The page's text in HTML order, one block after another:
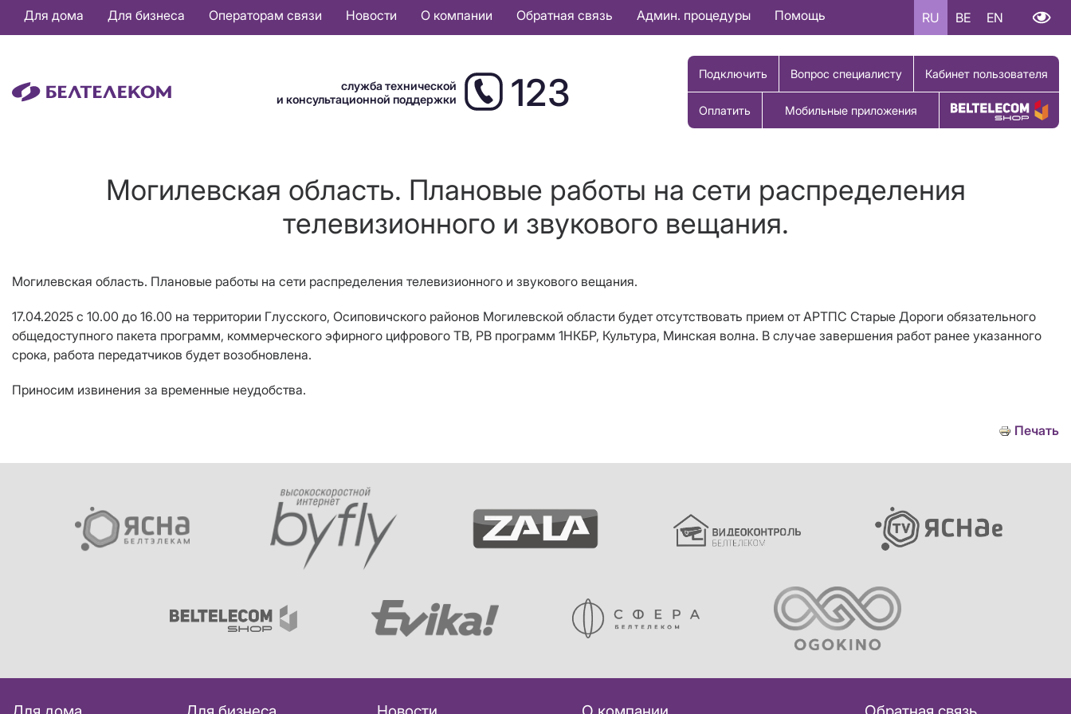
Основная
навигация
Для дома Для бизнеса Операторам связи Новости О компании Обратная связь Админ. процедуры Помощь RU BE EN
служба технической
и консультационной поддержки
123 Подключить Вопрос специалисту Кабинет пользователя
Оплатить Мобильные приложения Купить товар
Могилевская область. Плановые работы на сети распределения
телевизионного и звукового вещания.
Могилевская область. Плановые работы на сети распределения телевизионного и звукового вещания.
17.04.2025 с 10.00 до 16.00 на территории Глусского, Осиповичского районов Могилевской области будет отсутствовать прием от АРТПС Старые Дороги обязательного
общедоступного пакета программ, коммерческого эфирного цифрового ТВ, РВ программ 1НКБР, Культура, Минская волна. В случае завершения работ ранее указанного
срока, работа передатчиков будет возобновлена.
Приносим извинения за временные неудобства.
Печать